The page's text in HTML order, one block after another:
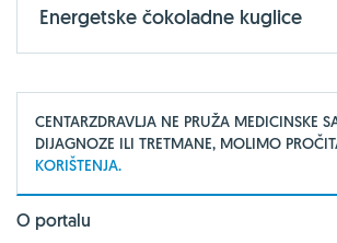
Energetske čokoladne kuglice
CENTARZDRAVLJA NE PRUŽA MEDICINSKE
DIJAGNOZE ILI TRETMANE, MOLIMO
KORIŠTENJA.
O portalu